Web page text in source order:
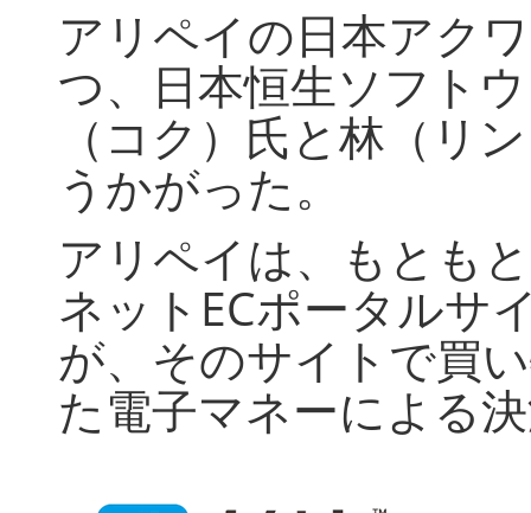
アリペイの日本アク
つ、日本恒生ソフト
（コク）氏と林（リ
うかがった。
アリペイは、もとも
ネットECポータルサ
が、そのサイトで買
た電子マネーによる